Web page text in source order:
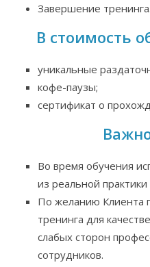
Завершение
В стоимость
уникальные
кофе-паузы;
сертификат о
Во время обучения
из реальной практики
По желанию Клиента
тренинга для
слабых сторон
сотрудников.